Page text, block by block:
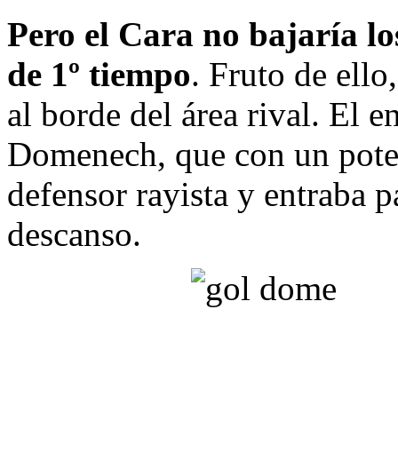
Pero el Cara no bajaría
de 1º tiempo. Fruto de
al borde del área rival. El
Domenech, que con un
defensor rayista y entraba
descanso.